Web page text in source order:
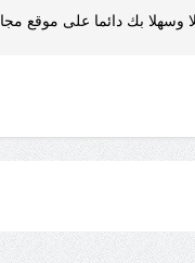
وسهلا بك دائما على موقع